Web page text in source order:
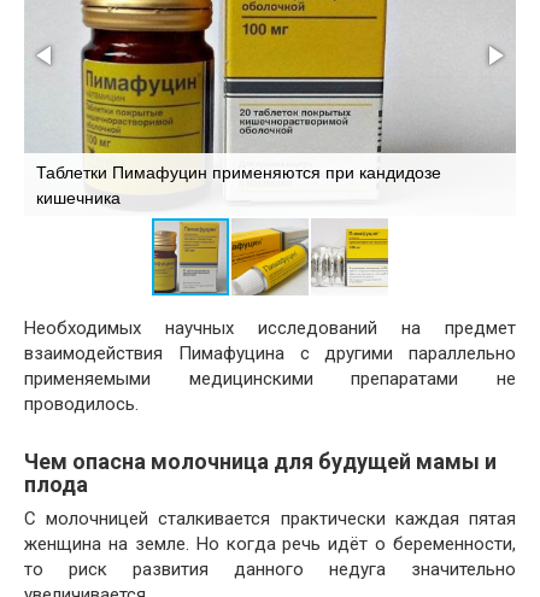
Таблетки Пимафуцин применяются при кандидозе
кишечника
Необходимых научных исследований на предмет
взаимодействия Пимафуцина с другими параллельно
применяемыми медицинскими препаратами не
проводилось.
Чем опасна молочница для будущей мамы и
плода
С молочницей сталкивается практически каждая пятая
женщина на земле. Но когда речь идёт о беременности,
то риск развития данного недуга значительно